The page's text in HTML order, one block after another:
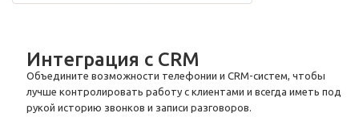
Интеграция с CRM
Объедините возможности телефонии и CRM-систем, чтобы
лучше контролировать работу с клиентами и всегда иметь под
рукой историю звонков и записи разговоров.